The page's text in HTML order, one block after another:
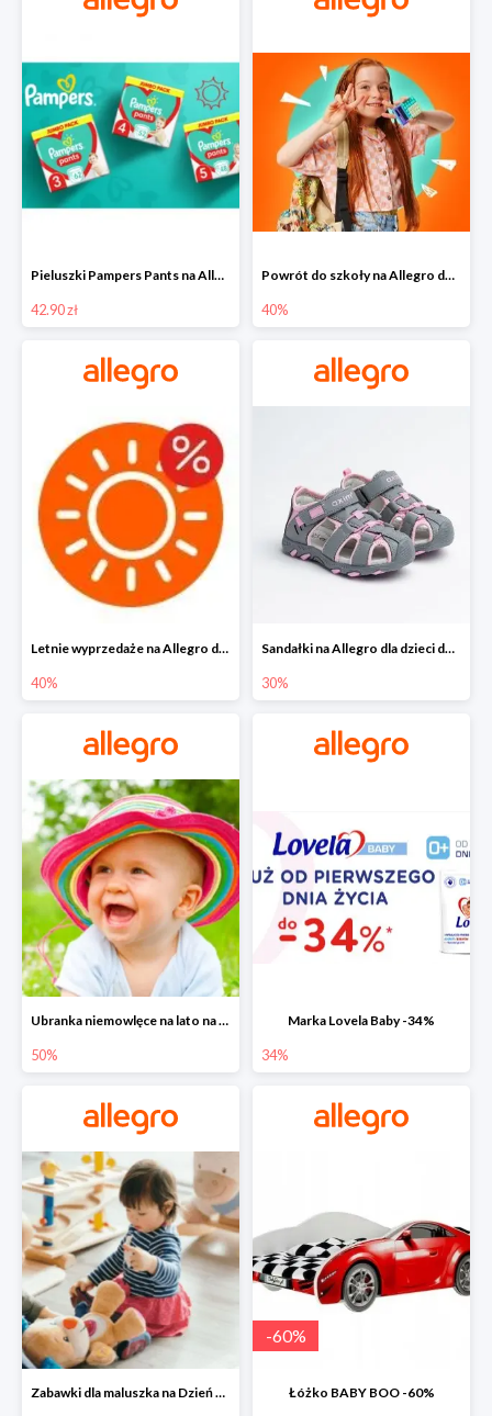
Pieluszki Pampers Pants na Allegro od 42,90 zł
42.90 zł
Powrót do szkoły na Allegro do -40%
40%
Letnie wyprzedaże na Allegro do -40%
40%
Sandałki na Allegro dla dzieci do -30%
30%
Ubranka niemowlęce na lato na Allegro do -50%
50%
Marka Lovela Baby -34%
34%
Zabawki dla maluszka na Dzień Dziecka na Allegro do -60%
-60%
Łóżko BABY BOO -60%